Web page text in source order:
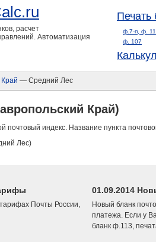
расчет
Автоматизация
Печать
ф.7-п, ф.
ф. 107
— Средний Лес
Край)
почтовый индекс. Название пункта
Лес)
Почты России,
01.09.2014
Новый бланк
платежа. Если у
бланк ф.113,